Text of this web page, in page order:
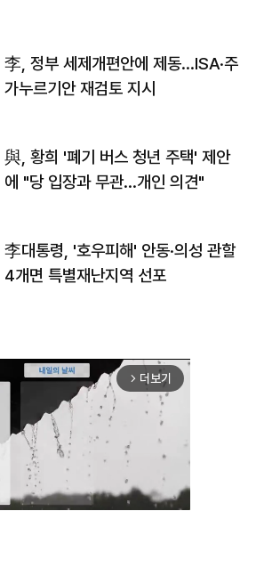
李, 정부 세제개편안에 제동…ISA·주
가누르기안 재검토 지시
與, 황희 '폐기 버스 청년 주택' 제안
에 "당 입장과 무관…개인 의견"
李대통령, '호우피해' 안동·의성 관할
4개면 특별재난지역 선포
arrow_forward_ios 더보기